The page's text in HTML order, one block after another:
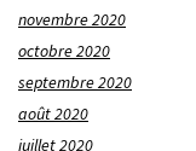
novembre 2020
octobre 2020
septembre 2020
août 2020
juillet 2020